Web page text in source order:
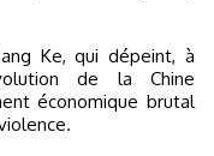
Ke, qui dépeint, à
de la Chine
économique brutal